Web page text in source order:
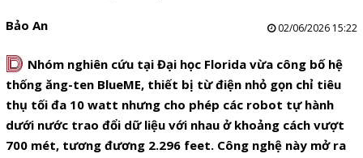
Bảo An 02/06/2026 15:22
D Nhóm nghiên cứu tại Đại học Florida vừa công bố hệ
thống ăng-ten BlueME, thiết bị từ điện nhỏ gọn chỉ tiêu
thụ tối đa 10 watt nhưng cho phép các robot tự hành
dưới nước trao đổi dữ liệu với nhau ở khoảng cách vượt
700 mét, tương đương 2.296 feet. Công nghệ này mở ra